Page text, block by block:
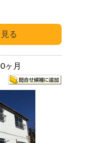
0ヶ月